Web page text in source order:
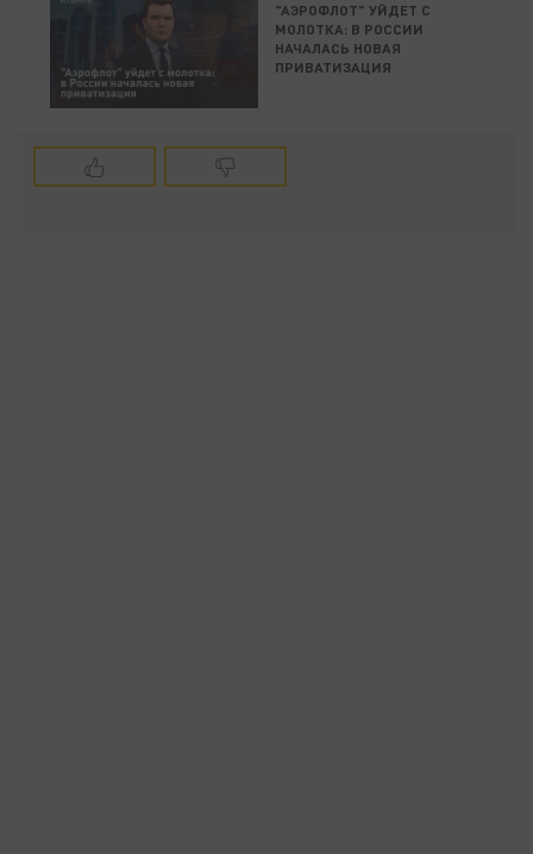
"АЭРОФЛОТ" УЙДЕТ С
МОЛОТКА: В РОССИИ
НАЧАЛАСЬ НОВАЯ
ПРИВАТИЗАЦИЯ